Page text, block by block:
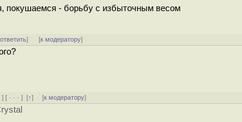
покушаемся - борьбу с избыточным весом
ответить] [к модератору]
] [ · · ·][↑] [к модератору]